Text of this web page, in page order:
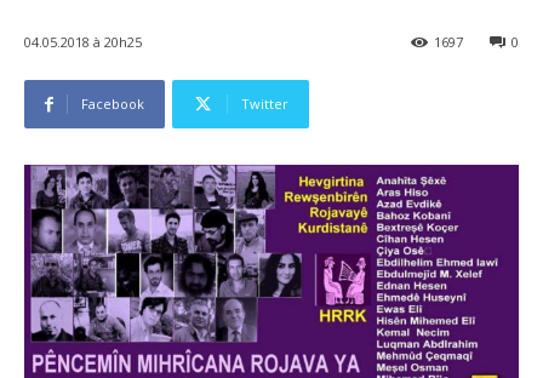
04.05.2018 à 20h25 0
1697
Facebook Twitter